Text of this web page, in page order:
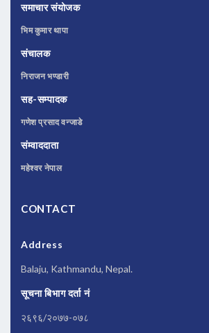
समाचार संयोजक
भिम कुमार थापा
संचालक
निराजन भण्डारी
सह-सम्पादक
गणेश प्रसाद वन्जाडे
संम्वाददाता
महेश्वर नेपाल
CONTACT
Address
Balaju, Kathmandu, Nepal.
सूचना बिभाग दर्ता नं
२६९६/२०७७-०७८